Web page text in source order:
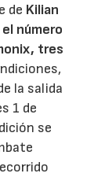
de Kilian
número
tres
la salida
1 de
se